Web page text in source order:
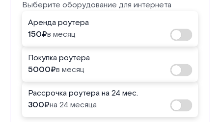
Выберите оборудование для интернета
Аренда роутера
150₽в месяц
Покупка роутера
5000₽в месяц
Рассрочка роутера на 24 мес.
300₽на 24 месяца